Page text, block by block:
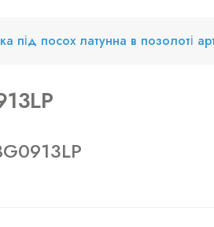
під посох латунна в позолоті